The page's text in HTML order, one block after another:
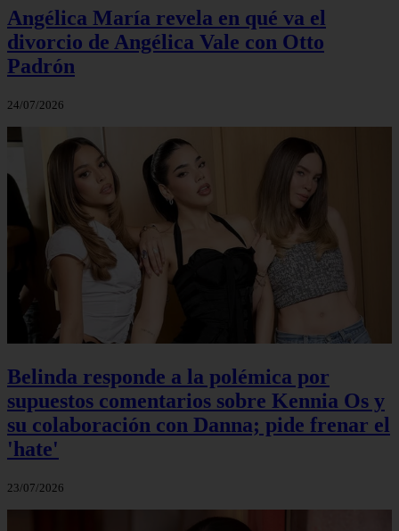
Angélica María revela en qué va el
divorcio de Angélica Vale con Otto
Padrón
24/07/2026
Belinda responde a la polémica por
supuestos comentarios sobre Kennia Os y
su colaboración con Danna; pide frenar el
'hate'
23/07/2026